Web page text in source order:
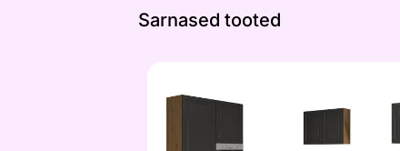
Sarnased tooted
Otsi sarnaseid